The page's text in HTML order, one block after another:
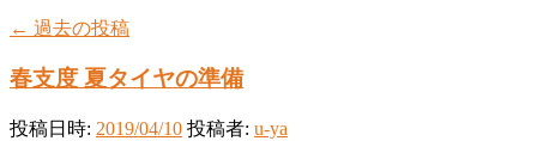
← 過去の投稿
春支度 夏タイヤの準備
投稿日時: 2019/04/10 投稿者: u-ya